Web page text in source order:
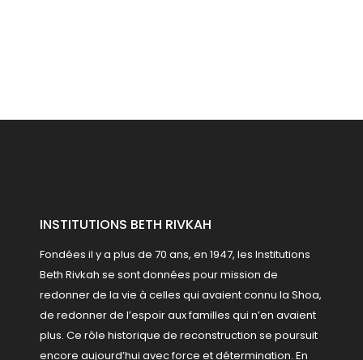
INSTITUTIONS BETH RIVKAH
Fondées il y a plus de 70 ans, en 1947, les Institutions
Beth Rivkah se sont données pour mission de
redonner de la vie à celles qui avaient connu la Shoa,
de redonner de l’espoir aux familles qui n’en avaient
plus. Ce rôle historique de reconstruction se poursuit
encore aujourd’hui avec force et détermination. En